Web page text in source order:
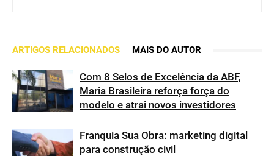
ARTIGOS RELACIONADOS MAIS DO AUTOR
Com 8 Selos de Excelência da ABF,
Maria Brasileira reforça força do
modelo e atrai novos investidores
Franquia Sua Obra: marketing digital
para construção civil